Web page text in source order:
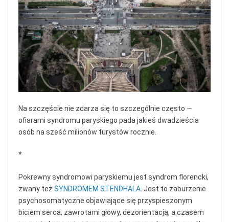
Na szczęście nie zdarza się to szczególnie często —
ofiarami syndromu paryskiego pada jakieś dwadzieścia
osób na sześć milionów turystów rocznie.
*
Pokrewny syndromowi paryskiemu jest syndrom florencki,
zwany też SYNDROMEM STENDHALA . Jest to zaburzenie
psychosomatyczne objawiające się przyspieszonym
biciem serca, zawrotami głowy, dezorientacją, a czasem